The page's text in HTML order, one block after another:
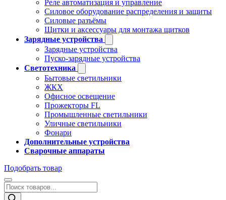
Реле автоматизация и управление
Силовое оборудование распределения и защиты
Силовые разъёмы
Щитки и аксессуары для монтажа щитков
Зарядные устройства
Зарядные устройства
Пуско-зарядные устройства
Светотехника
Бытовые светильники
ЖКХ
Офисное освещение
Прожекторы FL
Промышленные светильники
Уличные светильники
Фонари
Дополнительные устройства
Сварочные аппараты
Подобрать товар
Поиск
товаров